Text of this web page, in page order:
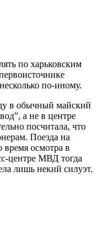
по харьковским
по-иному.
в обычный майский
а не в центре
посчитала, что
Поезда на
время осмотра в
центре МВД тогда
лишь некий силуэт.